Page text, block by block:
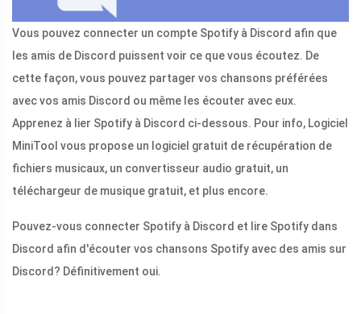
Vous pouvez connecter un compte Spotify à Discord afin que
les amis de Discord puissent voir ce que vous écoutez. De
cette façon, vous pouvez partager vos chansons préférées
avec vos amis Discord ou même les écouter avec eux.
Apprenez à lier Spotify à Discord ci-dessous. Pour info, Logiciel
MiniTool vous propose un logiciel gratuit de récupération de
fichiers musicaux, un convertisseur audio gratuit, un
téléchargeur de musique gratuit, et plus encore.
Pouvez-vous connecter Spotify à Discord et lire Spotify dans
Discord afin d'écouter vos chansons Spotify avec des amis sur
Discord? Définitivement oui.